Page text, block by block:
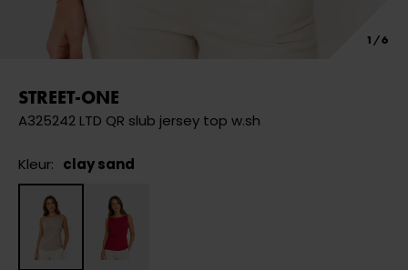
STREET-ONE
A325242 LTD QR slub jersey top w.sh
Kleur: clay sand